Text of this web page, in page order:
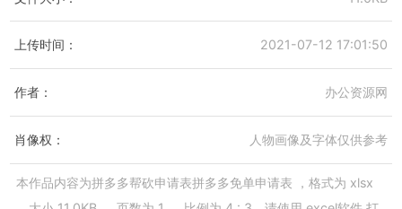
上传时间： 2021-07-12 17:01:50
作者： 办公资源网
肖像权： 人物画像及字体仅供参考
本作品内容为拼多多帮砍申请表拼多多免单申请表 ，格式为 xlsx